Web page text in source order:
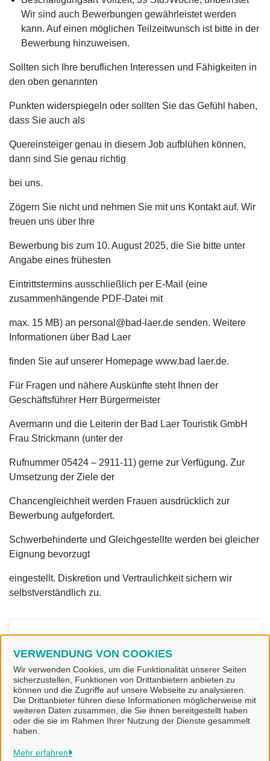
VERWENDUNG VON COOKIES
Wir verwenden Cookies, um die Funktionalität unserer Seiten
sicherzustellen, Funktionen von Drittanbietern anbieten zu
können und die Zugriffe auf unsere Webseite zu analysieren.
Die Drittanbieter führen diese Informationen möglicherweise mit
weiteren Daten zusammen, die Sie ihnen bereitgestellt haben
oder die sie im Rahmen Ihrer Nutzung der Dienste gesammelt
haben.
Mehr erfahren
Wir sind auch Bewerbungen gewährleistet werden
kann. Auf einen möglichen Teilzeitwunsch ist bitte in der
Bewerbung hinzuweisen.
Sollten sich Ihre beruflichen Interessen und Fähigkeiten in
den oben genannten
Punkten widerspiegeln oder sollten Sie das Gefühl haben,
dass Sie auch als
Quereinsteiger genau in diesem Job aufblühen können,
dann sind Sie genau richtig
bei uns.
Zögern Sie nicht und nehmen Sie mit uns Kontakt auf. Wir
freuen uns über Ihre
Bewerbung bis zum 10. August 2025, die Sie bitte unter
Angabe eines frühesten
Eintrittstermins ausschließlich per E-Mail (eine
zusammenhängende PDF-Datei mit
max. 15 MB) an personal@bad-laer.de senden. Weitere
Informationen über Bad Laer
finden Sie auf unserer Homepage www.bad laer.de.
Für Fragen und nähere Auskünfte steht Ihnen der
Geschäftsführer Herr Bürgermeister
Avermann und die Leiterin der Bad Laer Touristik GmbH
Frau Strickmann (unter der
Rufnummer 05424 – 2911-11) gerne zur Verfügung. Zur
Umsetzung der Ziele der
Chancengleichheit werden Frauen ausdrücklich zur
Bewerbung aufgefordert.
Schwerbehinderte und Gleichgestellte werden bei gleicher
Eignung bevorzugt
eingestellt. Diskretion und Vertraulichkeit sichern wir
selbstverständlich zu.
Kontakt
Fachbereich I - Zentrale Aufgaben
und Bildung
Gemeinde Bad Laer